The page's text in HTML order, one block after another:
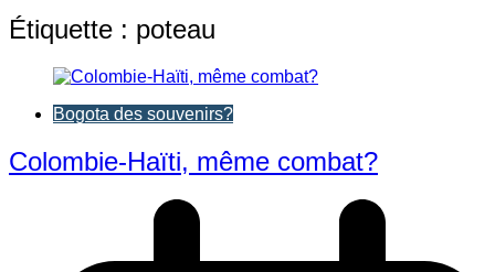
Étiquette : poteau
Bogota des souvenirs?
Colombie-Haïti, même combat?